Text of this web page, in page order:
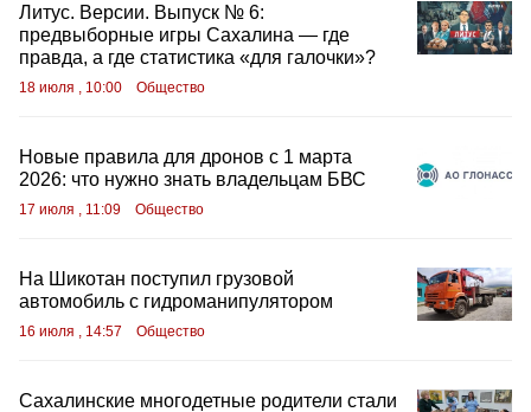
Литус. Версии. Выпуск № 6:
предвыборные игры Сахалина — где
правда, а где статистика «для галочки»?
18 июля , 10:00 Общество
Новые правила для дронов с 1 марта
2026: что нужно знать владельцам БВС
17 июля , 11:09 Общество
На Шикотан поступил грузовой
автомобиль с гидроманипулятором
16 июля , 14:57 Общество
Сахалинские многодетные родители стали